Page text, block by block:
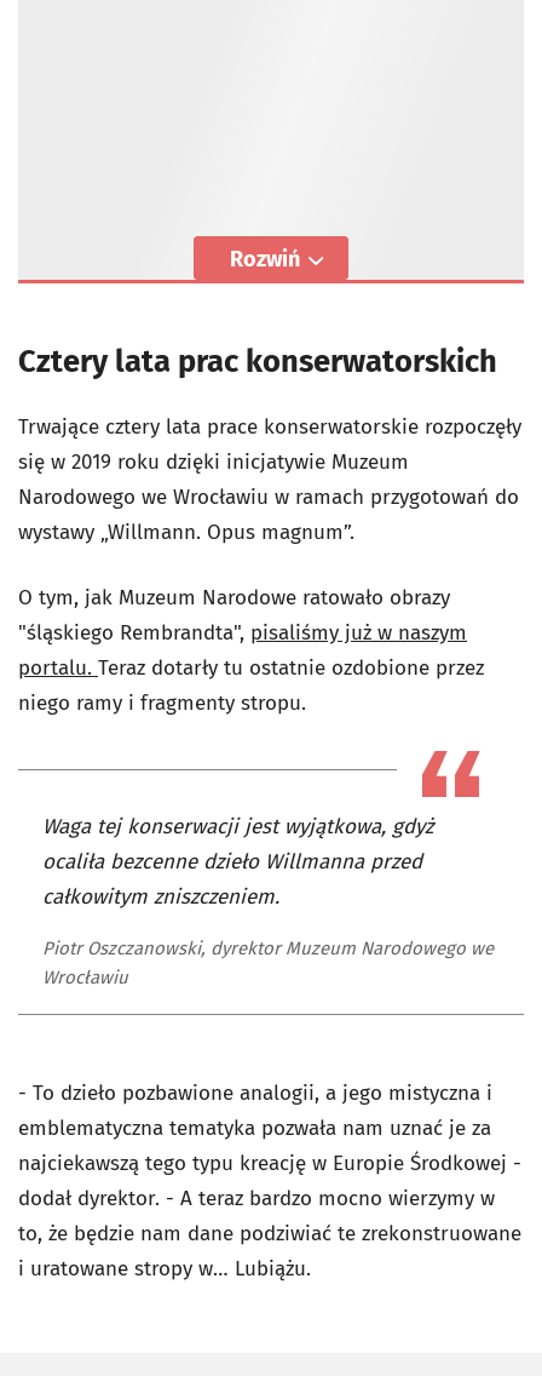
Rozwiń
Cztery lata prac konserwatorskich
Trwające cztery lata prace konserwatorskie rozpoczęły
się w 2019 roku dzięki inicjatywie Muzeum
Narodowego we Wrocławiu w ramach przygotowań do
wystawy „Willmann. Opus magnum”.
O tym, jak Muzeum Narodowe ratowało obrazy
"śląskiego Rembrandta", pisaliśmy już w naszym
portalu. Teraz dotarły tu ostatnie ozdobione przez
niego ramy i fragmenty stropu.
Waga tej konserwacji jest wyjątkowa, gdyż
ocaliła bezcenne dzieło Willmanna przed
całkowitym zniszczeniem.
Piotr Oszczanowski, dyrektor Muzeum Narodowego we
Wrocławiu
- To dzieło pozbawione analogii, a jego mistyczna i
emblematyczna tematyka pozwała nam uznać je za
najciekawszą tego typu kreację w Europie Środkowej -
dodał dyrektor. - A teraz bardzo mocno wierzymy w
to, że będzie nam dane podziwiać te zrekonstruowane
i uratowane stropy w… Lubiążu.